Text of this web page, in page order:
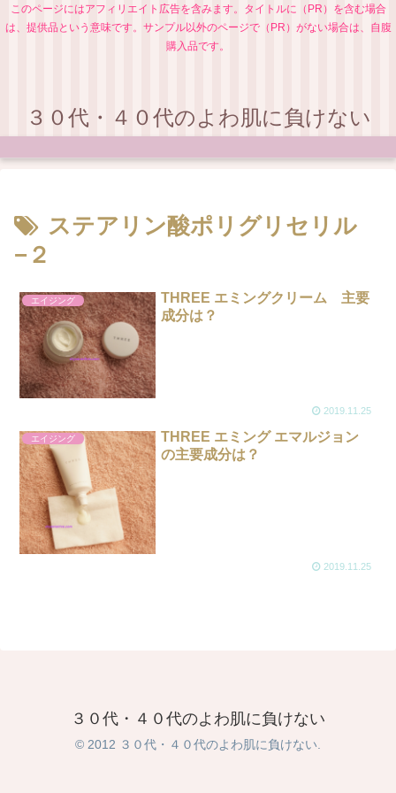
このページにはアフィリエイト広告を含みます。タイトルに（PR）を含む場合
は、提供品という意味です。サンプル以外のページで（PR）がない場合は、自腹
購入品です。
３０代・４０代のよわ肌に負けない
ステアリン酸ポリグリセリル
−２
エイジング
THREE エミングクリーム 主要
成分は？
2019.11.25
エイジング
THREE エミング エマルジョン
の主要成分は？
2019.11.25
３０代・４０代のよわ肌に負けない
© 2012 ３０代・４０代のよわ肌に負けない.